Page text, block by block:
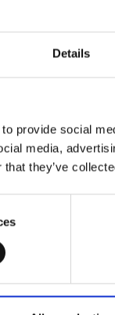
Details
provide social
media,
they’ve
Matter –